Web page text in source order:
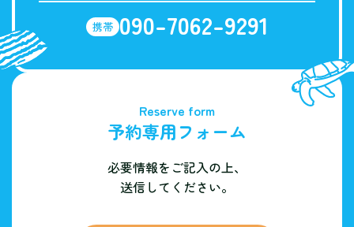
携帯 090-7062-9291
Reserve form
予約専用フォーム
必要情報をご記入の上、
送信してください。